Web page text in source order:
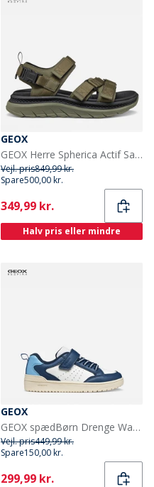
GEOX
GEOX Herre Spherica Actif Sandaler Military
Vejl. pris849,99 kr.
Spare500,00 kr.
Current
349,99 kr.
Halv pris eller mindre
GEOX
GEOX spædBørn Drenge Washiba træningssko Hvid/Navy
Vejl. pris449,99 kr.
Spare150,00 kr.
Current
299,99 kr.